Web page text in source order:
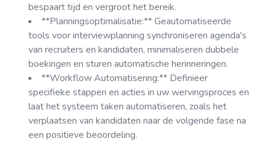
bespaart tijd en vergroot het bereik.
**Planningsoptimalisatie:** Geautomatiseerde
tools voor interviewplanning synchroniseren agenda's
van recruiters en kandidaten, minimaliseren dubbele
boekingen en sturen automatische herinneringen.
**Workflow Automatisering:** Definieer
specifieke stappen en acties in uw wervingsproces en
laat het systeem taken automatiseren, zoals het
verplaatsen van kandidaten naar de volgende fase na
een positieve beoordeling.